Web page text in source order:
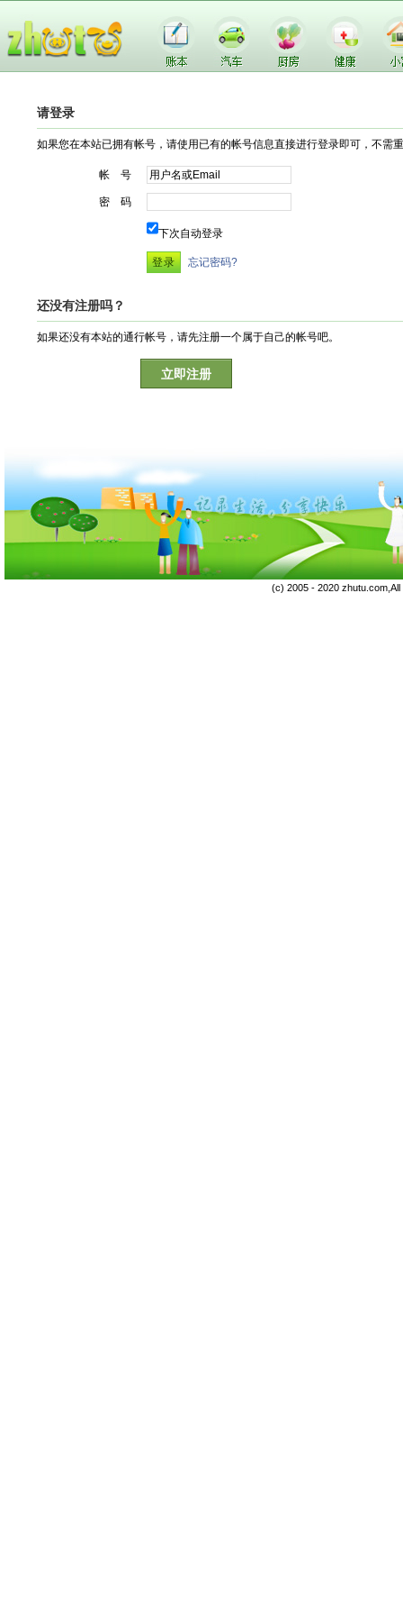
请登录
如果您在本站已拥有帐号，请使用已有的帐号信息直接进行登录即可，不需
帐 号
密 码
下次自动登录
忘记密码?
还没有注册吗？
如果还没有本站的通行帐号，请先注册一个属于自己的帐号吧。
立即注册
(c) 2005 - 2020